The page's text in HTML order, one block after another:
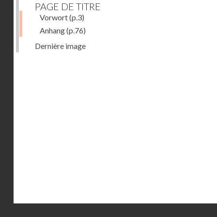
PAGE DE TITRE
Vorwort(p.3)
Anhang(p.76)
Dernière image